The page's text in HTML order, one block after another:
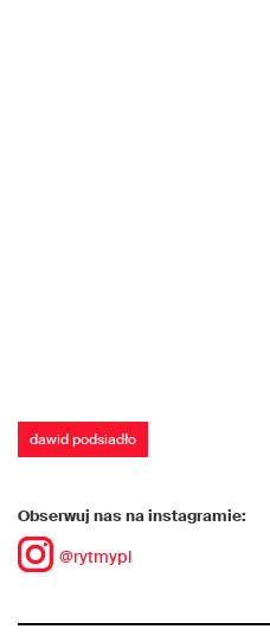
dawid podsiadło
Obserwuj nas na instagramie:
@rytmypl